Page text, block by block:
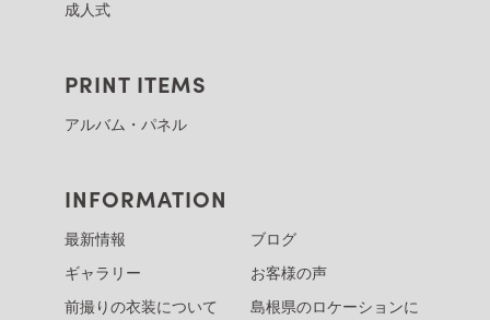
成人式
PRINT ITEMS
アルバム・パネル
INFORMATION
最新情報
ブログ
ギャラリー
お客様の声
前撮りの衣装について
島根県のロケーションに